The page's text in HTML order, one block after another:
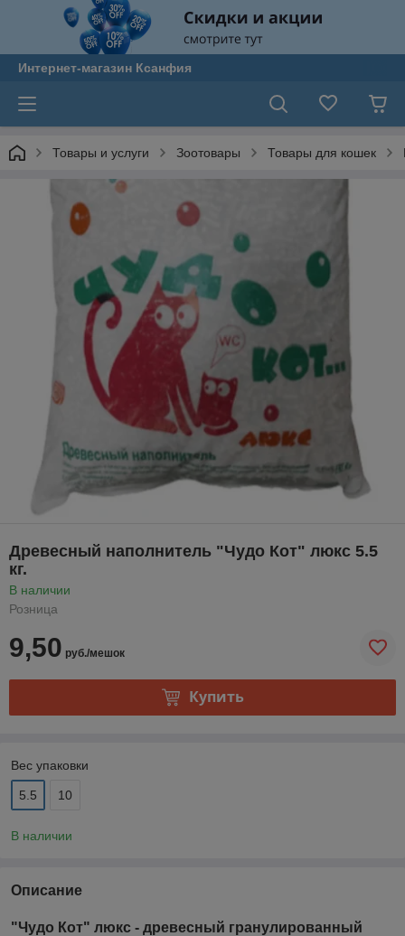
Интернет-магазин Ксанфия
Товары и услуги Зоотовары Товары для кошек
Древесный наполнитель "Чудо Кот" люкс 5.5
кг.
В наличии
Розница
9,50 руб./мешок
Купить
Вес упаковки
5.5 10
В наличии
Описание
"Чудо Кот" люкс - древесный гранулированный